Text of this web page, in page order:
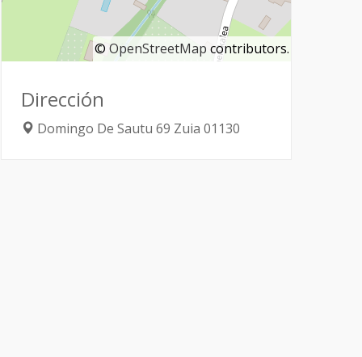
© OpenStreetMap contributors.
Dirección
Domingo De Sautu 69 Zuia 01130